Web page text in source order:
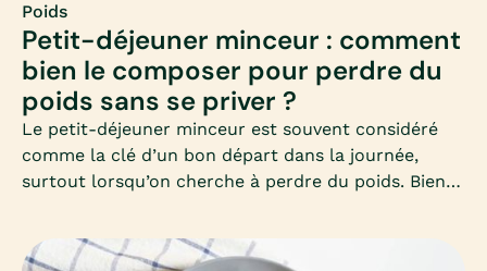
Poids
Petit-déjeuner minceur : comment
bien le composer pour perdre du
poids sans se priver ?
Le petit-déjeuner minceur est souvent considéré
comme la clé d’un bon départ dans la journée,
surtout lorsqu’on cherche à perdre du poids. Bien
stabiliser la glycémie et de favoriser un
métabolisme actif toute la matinée. Mais encore